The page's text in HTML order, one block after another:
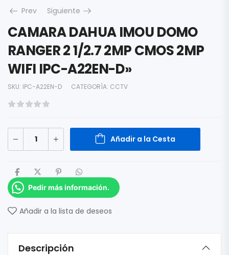
Prev
Siguiente
CAMARA DAHUA IMOU DOMO
RANGER 2 1/2.7 2MP CMOS 2MP
WIFI IPC-A22EN-D»
SKU: IPC-A22EN-D CATEGORÍA: CCTV
Añadir a la Cesta
Pedir más información.
Añadir a la lista de deseos
Descripción